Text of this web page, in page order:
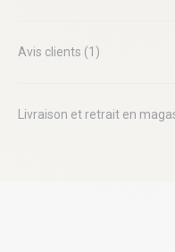
Avis clients (1)
Livraison et retrait en